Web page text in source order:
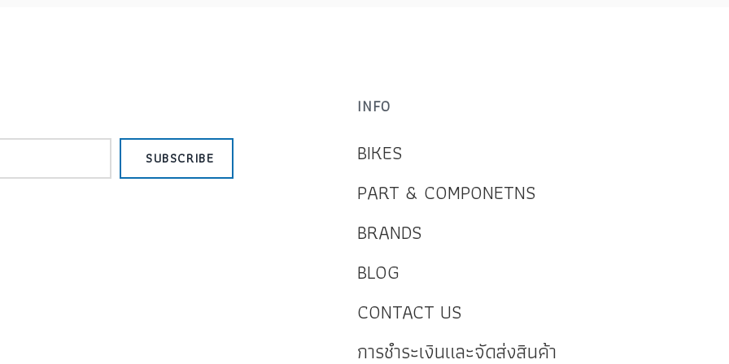
SUBSCRIBE
INFO
BIKES
PART & COMPONETNS
BRANDS
BLOG
CONTACT US
การชำระเงินและจัดส่งสินค้า